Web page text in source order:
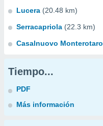
Lucera (20.48 km)
Serracapriola (22.3 km)
Casalnuovo Monterotaro
Tiempo...
PDF
Más información